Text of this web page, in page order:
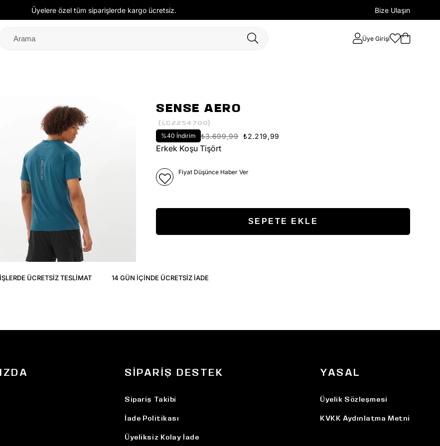
Üyelere özel tüm siparişlerde kargo ücretsiz. Bize Ulaşın
Üye Girişi
SENSE AERO
(LC2254700)
%40 İndirim ₺3.699,99 ₺2.219,99
Erkek Koşu Tişört
Fiyat Düşünce Haber Ver
ÜCRETSIZ TESLIMAT 14 GÜN IÇINDE ÜCRETSIZ IADE
SIPARIŞ DESTEK
Sipariş Takibi
İade Politikası
Üyeliksiz Kolay İade
YASAL
Üyelik Sözleşmesi
KVKK Aydınlatma Metni